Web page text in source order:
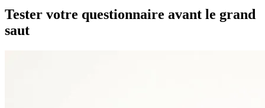
Tester votre questionnaire avant le grand
saut